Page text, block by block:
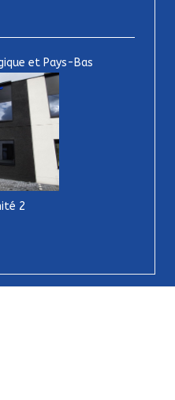
et Pays-Bas
2